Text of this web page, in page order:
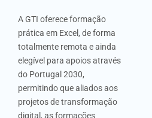
A GTI oferece formação
prática em Excel, de forma
totalmente remota e ainda
elegível para apoios através
do Portugal 2030,
permitindo que aliados aos
projetos de transformação
digital, as formações